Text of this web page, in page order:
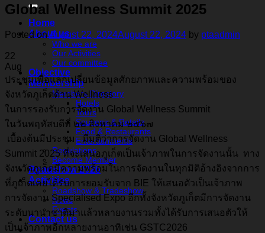
Home
About us
Who we are
Our Activities
Our committee
Objective
Membership
Members Directory
Hotels
Tours
Souvenir & Retails
Food & Restaurants
Entertainments
Regulations
Become Member
Roadshow 2026
Activities
Roadshow & Tradeshow
News
Events
Contact us
Global Wellness Summit 2025
Posted onAugust 22, 2024August 22, 2024 by ptaadmin
22
Aug
ประชุมเพื่อแลกเปลี่ยนข้อมูลศักยภาพและความพร้อมของ
จังหวัดภูเก็ตด้าน Wellness
ในการรองรับการจัดงาน Global Wellness Summit
ในวันพฤหัสบดีที่ ๒๒ สิงหาคม ๒๕๖๗
เบื้องต้นมีประชุม มีมติว่าการจัดงาน Global Wellness
Summit 2025 ที่จะเสนอภูเก็ตเป็นเจ้าภาพในการจัดงานนั้น ทาง
จังหวัดภูเก็ตมีความพร้อมในการจัดงานในทุกมิติอ้างอิงจากการ
ที่ภูเก็ตเคยได้รับการยอมรับจาก BIE ให้เสนอตัวเป็นเจ้าภาพ
การจัดงาน Specialised Expo อีกทั้งจังหวัดภูเก็ตมีการจัดงาน
ระดับนานาชาติมาแล้วหลายงานรวมทั้งได้รับการเสนอตัวให้
เป็นเจ้าภาพอีกหลายงานอาทิเช่น GSTC2026